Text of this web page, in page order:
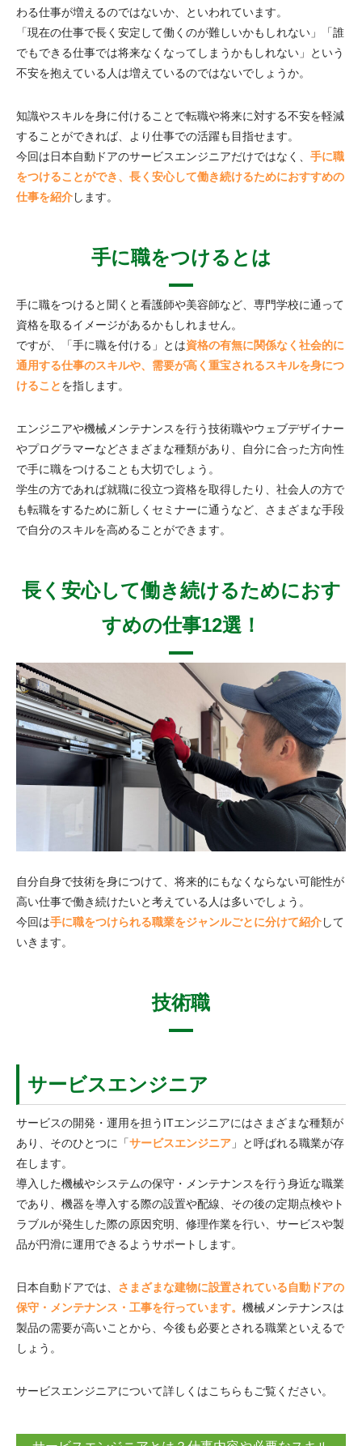
わる仕事が増えるのではないか、といわれています。
「現在の仕事で長く安定して働くのが難しいかもしれない」「誰
でもできる仕事では将来なくなってしまうかもしれない」という
不安を抱えている人は増えているのではないでしょうか。
知識やスキルを身に付けることで転職や将来に対する不安を軽減
することができれば、より仕事での活躍も目指せます。
今回は日本自動ドアのサービスエンジニアだけではなく、 手に職
をつけることができ、長く安心して働き続けるためにおすすめの
仕事を紹介します。
手に職をつけるとは
手に職をつけると聞くと看護師や美容師など、専門学校に通って
資格を取るイメージがあるかもしれません。
ですが、「手に職を付ける」とは資格の有無に関係なく社会的に
通用する仕事のスキルや、需要が高く重宝されるスキルを身につ
けることを指します。
エンジニアや機械メンテナンスを行う技術職やウェブデザイナー
やプログラマーなどさまざまな種類があり、自分に合った方向性
で手に職をつけることも大切でしょう。
学生の方であれば就職に役立つ資格を取得したり、社会人の方で
も転職をするために新しくセミナーに通うなど、さまざまな手段
で自分のスキルを高めることができます。
長く安心して働き続けるためにおす
すめの仕事12選！
自分自身で技術を身につけて、将来的にもなくならない可能性が
高い仕事で働き続けたいと考えている人は多いでしょう。
今回は手に職をつけられる職業をジャンルごとに分けて紹介して
いきます。
技術職
サービスエンジニア
サービスの開発・運用を担うITエンジニアにはさまざまな種類が
あり、そのひとつに「サービスエンジニア 」と呼ばれる職業が存
在します。
導入した機械やシステムの保守・メンテナンスを行う身近な職業
であり、機器を導入する際の設置や配線、その後の定期点検やト
ラブルが発生した際の原因究明、修理作業を行い、サービスや製
品が円滑に運用できるようサポートします。
日本自動ドアでは、 さまざまな建物に設置されている自動ドアの
保守・メンテナンス・工事を行っています。 機械メンテナンスは
製品の需要が高いことから、今後も必要とされる職業といえるで
しょう。
サービスエンジニアについて詳しくはこちらもご覧ください。